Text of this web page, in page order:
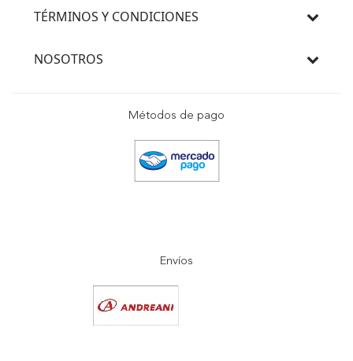
TÉRMINOS Y CONDICIONES
NOSOTROS
Métodos de pago
Envíos